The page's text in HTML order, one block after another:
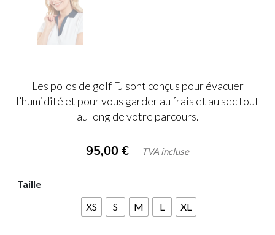
Les polos de golf FJ sont conçus pour évacuer
l’humidité et pour vous garder au frais et au sec tout
au long de votre parcours.
95,00 € TVA incluse
Taille
XS
S M L XL